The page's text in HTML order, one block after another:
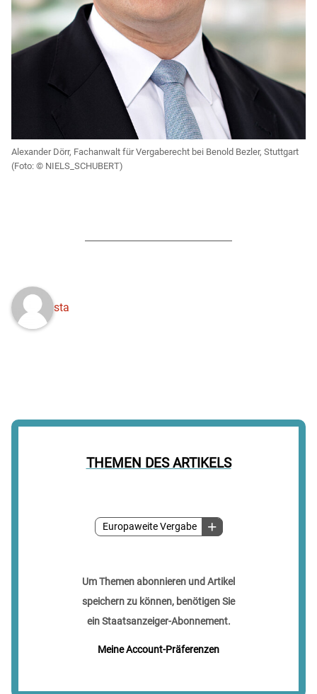
THEMEN DES ARTIKELS
Europaweite Vergabe
Um Themen abonnieren und Artikel
speichern zu können, benötigen Sie
ein Staatsanzeiger-Abonnement.
Meine Account-Präferenzen
Alexander Dörr, Fachanwalt für Vergaberecht bei Benold Bezler, Stuttgart
NIELS_SCHUBERT)
sta